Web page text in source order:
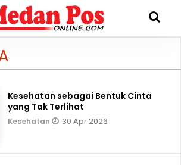
Kesehatan sebagai Bentuk Cinta
yang Tak Terlihat
Kesehatan 30 Apr 2026